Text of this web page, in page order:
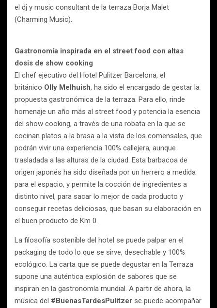
el dj y music consultant de la terraza Borja Malet
(Charming Music).
Gastronomía inspirada en el street food con altas
dosis de show cooking
El chef ejecutivo del Hotel Pulitzer Barcelona, el
británico Olly Melhuish, ha sido el encargado de gestar la
propuesta gastronómica de la terraza. Para ello, rinde
homenaje un año más al street food y potencia la esencia
del show cooking, a través de una robata en la que se
cocinan platos a la brasa a la vista de los comensales, que
podrán vivir una experiencia 100% callejera, aunque
trasladada a las alturas de la ciudad. Esta barbacoa de
origen japonés ha sido diseñada por un herrero a medida
para el espacio, y permite la cocción de ingredientes a
distinto nivel, para sacar lo mejor de cada producto y
conseguir recetas deliciosas, que basan su elaboración en
el buen producto de Km 0.
La filosofía sostenible del hotel se puede palpar en el
packaging de todo lo que se sirve, desechable y 100%
ecológico. La carta que se puede degustar en la Terraza
supone una auténtica explosión de sabores que se
inspiran en la gastronomía mundial. A partir de ahora, la
música del #BuenasTardesPulitzer se puede acompañar